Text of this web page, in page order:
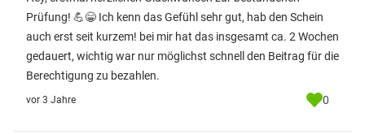
Prüfung! 💪😁 Ich kenn das Gefühl sehr gut, hab den Schein
auch erst seit kurzem! bei mir hat das insgesamt ca. 2 Wochen
gedauert, wichtig war nur möglichst schnell den Beitrag für die
Berechtigung zu bezahlen.
vor 3 Jahre 0